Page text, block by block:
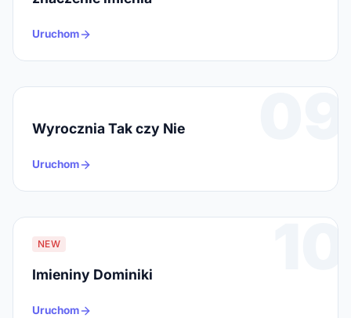
Uruchom
09
Wyrocznia Tak czy Nie
Uruchom
10
NEW
Imieniny Dominiki
Uruchom